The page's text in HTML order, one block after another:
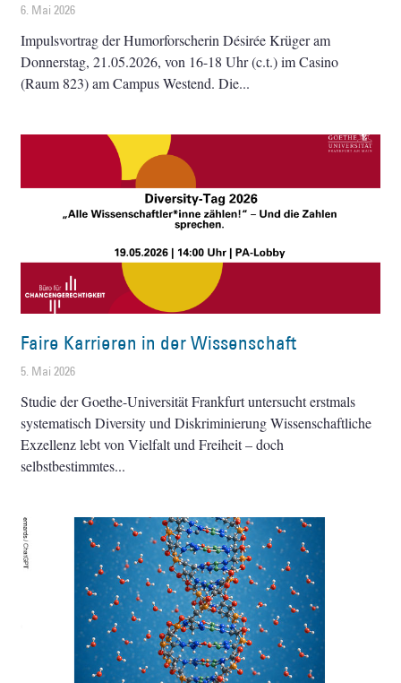
6. Mai 2026
Impulsvortrag der Humorforscherin Désirée Krüger am
Donnerstag, 21.05.2026, von 16-18 Uhr (c.t.) im Casino
(Raum 823) am Campus Westend. Die
Faire Karrieren in der Wissenschaft
5. Mai 2026
Studie der Goethe-Universität Frankfurt untersucht erstmals
systematisch Diversity und Diskriminierung Wissenschaftliche
Exzellenz lebt von Vielfalt und Freiheit – doch
selbstbestimmtes